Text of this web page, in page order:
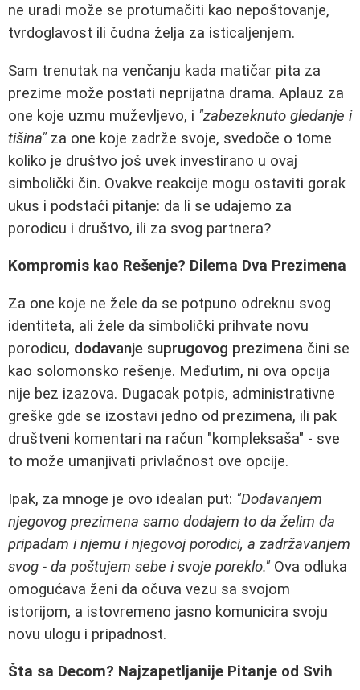
ne uradi može se protumačiti kao nepoštovanje,
tvrdoglavost ili čudna želja za isticaljenjem.
Sam trenutak na venčanju kada matičar pita za
prezime može postati neprijatna drama. Aplauz za
one koje uzmu muževljevo, i "zabezeknuto gledanje i
tišina" za one koje zadrže svoje, svedoče o tome
koliko je društvo još uvek investirano u ovaj
simbolički čin. Ovakve reakcije mogu ostaviti gorak
ukus i podstaći pitanje: da li se udajemo za
porodicu i društvo, ili za svog partnera?
Kompromis kao Rešenje? Dilema Dva Prezimena
Za one koje ne žele da se potpuno odreknu svog
identiteta, ali žele da simbolički prihvate novu
porodicu, dodavanje suprugovog prezimena čini se
kao solomonsko rešenje. Međutim, ni ova opcija
nije bez izazova. Dugacak potpis, administrativne
greške gde se izostavi jedno od prezimena, ili pak
društveni komentari na račun "kompleksaša" - sve
to može umanjivati privlačnost ove opcije.
Ipak, za mnoge je ovo idealan put: "Dodavanjem
njegovog prezimena samo dodajem to da želim da
pripadam i njemu i njegovoj porodici, a zadržavanjem
svog - da poštujem sebe i svoje poreklo." Ova odluka
omogućava ženi da očuva vezu sa svojom
istorijom, a istovremeno jasno komunicira svoju
novu ulogu i pripadnost.
Šta sa Decom? Najzapetljanije Pitanje od Svih